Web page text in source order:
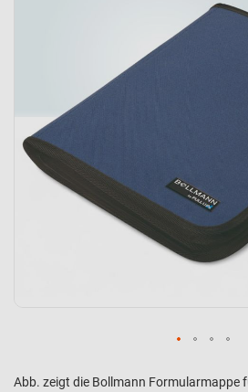
Abb. zeigt die Bollmann Formularmappe